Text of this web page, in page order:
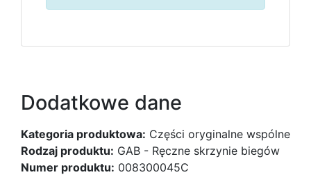
Dodatkowe dane
Kategoria produktowa: Części oryginalne wspólne
Rodzaj produktu: GAB - Ręczne skrzynie biegów
Numer produktu: 008300045C